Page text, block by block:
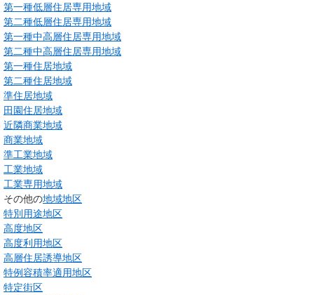
第一種低層住居専用地域
第二種低層住居専用地域
第一種中高層住居専用地域
第二種中高層住居専用地域
第一種住居地域
第二種住居地域
準住居地域
田園住居地域
近隣商業地域
商業地域
準工業地域
工業地域
工業専用地域
その他の地域地区
特別用途地区
高度地区
高度利用地区
高層住居誘導地区
特例容積率適用地区
特定街区